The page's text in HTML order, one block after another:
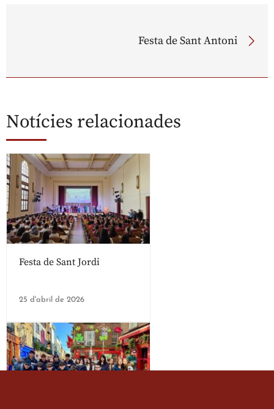
Festa de Sant Antoni
Notícies relacionades
Festa de Sant Jordi
25 d'abril de 2026